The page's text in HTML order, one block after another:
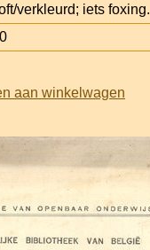
verkleurd; iets foxing.
aan winkelwagen